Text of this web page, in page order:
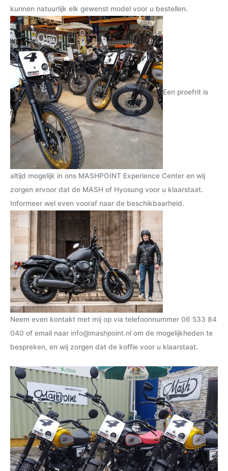
kunnen natuurlijk elk gewenst model voor u bestellen.
Een proefrit is
altijd mogelijk in ons MASHPOINT Experience Center en wij
zorgen ervoor dat de MASH of Hyosung voor u klaarstaat.
Informeer wel even vooraf naar de beschikbaarheid.
Neem even kontakt met mij op via telefoonnummer 06 533 84
040 of email naar info@mashpoint.nl om de mogelijkheden te
bespreken, en wij zorgen dat de koffie voor u klaarstaat.